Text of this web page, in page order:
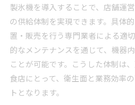
製氷機を導入することで、店舗運
の供給体制を実現できます。具体
置・販売を行う専門業者による適
的なメンテナンスを通じて、機器
ことが可能です。こうした体制は
食店にとって、衛生面と業務効率
トとなります。